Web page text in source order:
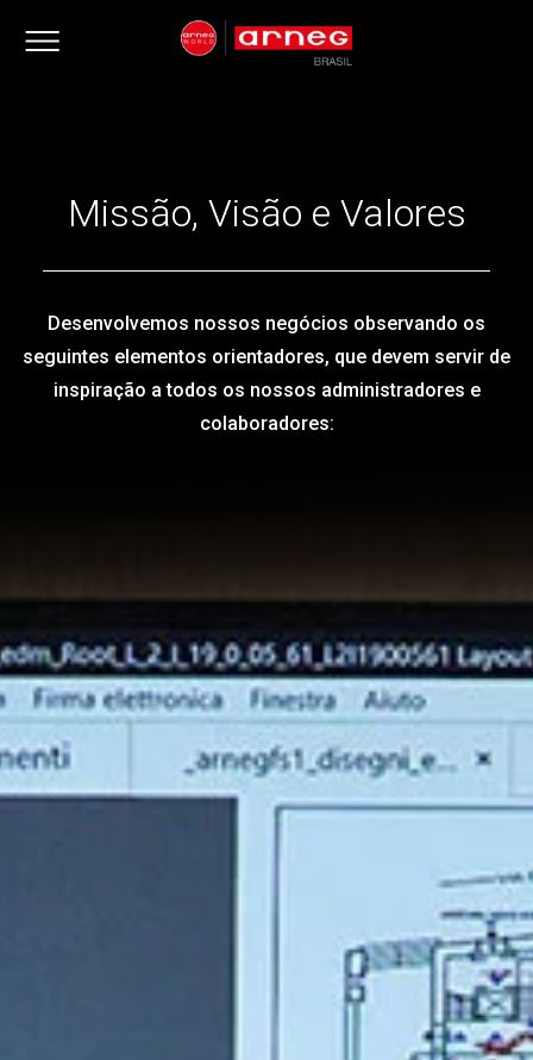
Missão, Visão e Valores
Desenvolvemos nossos negócios observando os
seguintes elementos orientadores, que devem servir de
inspiração a todos os nossos administradores e
colaboradores: